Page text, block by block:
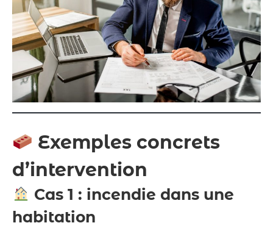
Exemples concrets
d’intervention
Cas 1 : incendie dans une
habitation